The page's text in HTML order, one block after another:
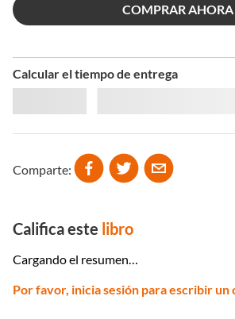
COMPRAR AHORA
Calcular el tiempo de entrega
Comparte
Califica este libro
Cargando el resumen…
Por favor, inicia sesión para escribir un